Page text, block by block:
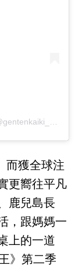
而獲全球注
更嚮往平凡
鹿兒島長
，跟媽媽一
上的一道
》第二季